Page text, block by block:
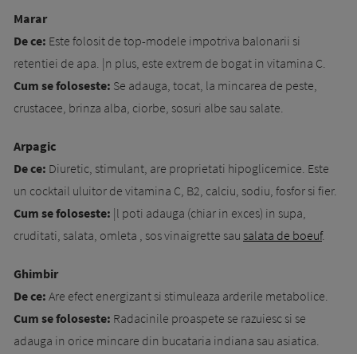
Marar
De ce: Este folosit de top-modele impotriva balonarii si
retentiei de apa. |n plus, este extrem de bogat in vitamina C.
Cum se foloseste: Se adauga, tocat, la min­ca­rea de peste,
crustacee, brinza alba, ciorbe, so­suri albe sau salate.
Arpagic
De ce: Diuretic, stimulant, are proprietati hi­pog­licemice. Este
un cocktail uluitor de vitamina C, B2, calciu, sodiu, fosfor si fier.
Cum se foloseste: |l poti adauga (chiar in ex­ces) in supa,
cruditati, salata, omleta , sos vi­nai­grette sau salata de boeuf.
Ghimbir
De ce: Are efect energizant si stimuleaza ar­de­rile metabolice.
Cum se foloseste: Radacinile proas­­­­pe­te se razuiesc si se
adauga in ori­ce mincare din bu­ca­taria indiana sau asiatica.